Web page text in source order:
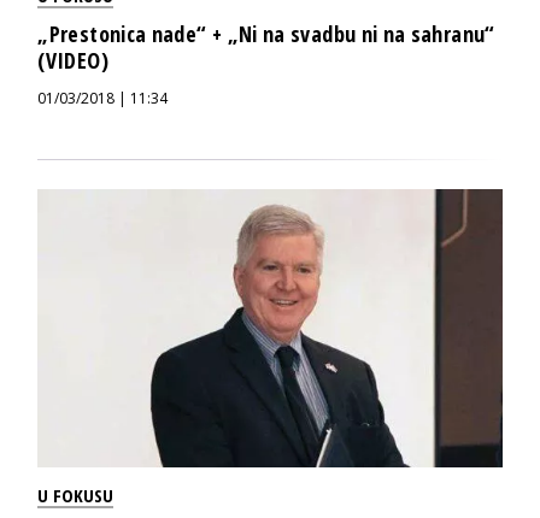
„Prestonica nade“ + „Ni na svadbu ni na sahranu“
(VIDEO)
01/03/2018 | 11:34
U FOKUSU